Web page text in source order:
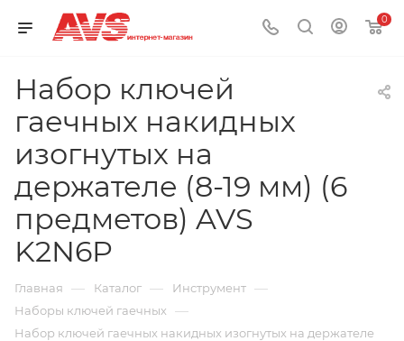
0
Набор ключей
гаечных накидных
изогнутых на
держателе (8-19 мм) (6
предметов) AVS
K2N6P
Главная — Каталог — Инструмент —
Наборы ключей гаечных —
Набор ключей гаечных накидных изогнутых на держателе